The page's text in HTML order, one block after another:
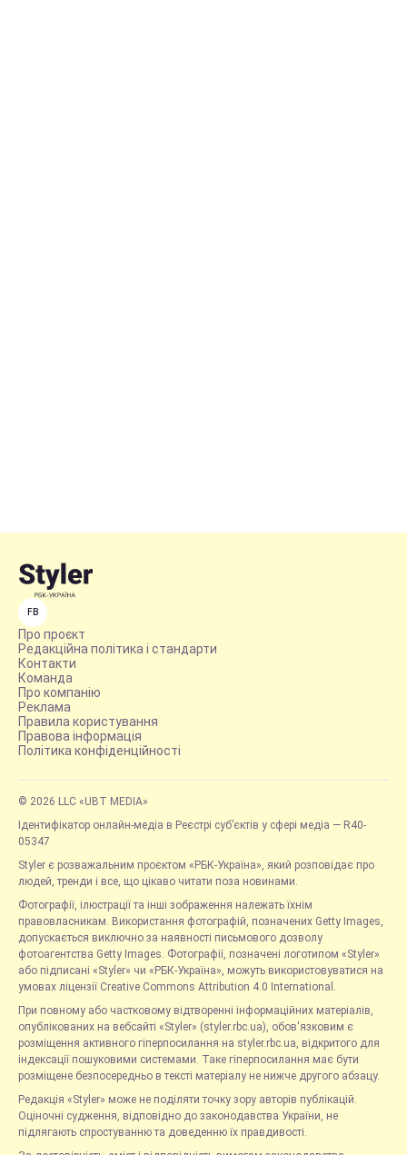
FB
Про проєкт
Редакційна політика і стандарти
Контакти
Команда
Про компанію
Реклама
Правила користування
Правова інформація
Політика конфіденційності
© 2026 LLC «UBT MEDIA»
Ідентифікатор онлайн-медіа в Реєстрі суб’єктів у сфері медіа — R40-
05347
Styler є розважальним проєктом «РБК-Україна», який розповідає про
людей, тренди і все, що цікаво читати поза новинами.
Фотографії, ілюстрації та інші зображення належать їхнім
правовласникам. Використання фотографій, позначених Getty Images,
допускається виключно за наявності письмового дозволу
фотоагентства Getty Images. Фотографії, позначені логотипом «Styler»
або підписані «Styler» чи «РБК-Україна», можуть використовуватися на
умовах ліцензії Creative Commons Attribution 4.0 International.
При повному або частковому відтворенні інформаційних матеріалів,
опублікованих на вебсайті «Styler» (styler.rbc.ua), обов'язковим є
розміщення активного гіперпосилання на styler.rbc.ua, відкритого для
індексації пошуковими системами. Таке гіперпосилання має бути
розміщене безпосередньо в тексті матеріалу не нижче другого абзацу.
Редакція «Styler» може не поділяти точку зору авторів публікацій.
Оціночні судження, відповідно до законодавства України, не
підлягають спростуванню та доведенню їх правдивості.